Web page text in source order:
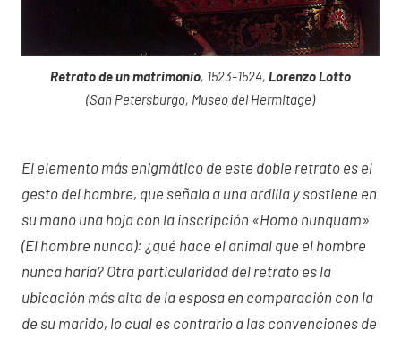
Retrato de un matrimonio, 1523-1524, Lorenzo Lotto
(San Petersburgo, Museo del Hermitage)
El elemento más enigmático de este doble retrato es el
gesto del hombre, que señala a una ardilla y sostiene en
su mano una hoja con la inscripción «Homo nunquam»
(El hombre nunca): ¿qué hace el animal que el hombre
nunca haría? Otra particularidad del retrato es la
ubicación más alta de la esposa en comparación con la
de su marido, lo cual es contrario a las convenciones de